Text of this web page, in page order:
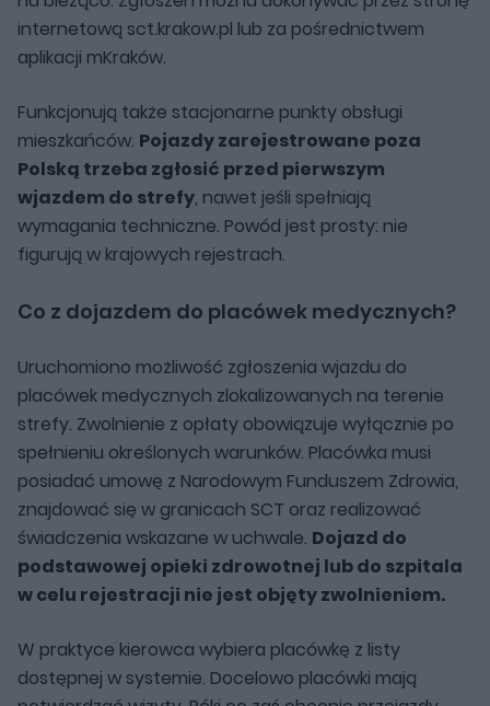
internetową sct.krakow.pl lub za pośrednictwem
aplikacji mKraków.
Funkcjonują także stacjonarne punkty obsługi
mieszkańców. Pojazdy zarejestrowane poza
Polską trzeba zgłosić przed pierwszym
wjazdem do strefy, nawet jeśli spełniają
wymagania techniczne. Powód jest prosty: nie
figurują w krajowych rejestrach.
Co z dojazdem do placówek medycznych?
Uruchomiono możliwość zgłoszenia wjazdu do
placówek medycznych zlokalizowanych na terenie
strefy. Zwolnienie z opłaty obowiązuje wyłącznie po
spełnieniu określonych warunków. Placówka musi
posiadać umowę z Narodowym Funduszem Zdrowia,
znajdować się w granicach SCT oraz realizować
świadczenia wskazane w uchwale. Dojazd do
podstawowej opieki zdrowotnej lub do szpitala
w celu rejestracji nie jest objęty zwolnieniem.
W praktyce kierowca wybiera placówkę z listy
dostępnej w systemie. Docelowo placówki mają